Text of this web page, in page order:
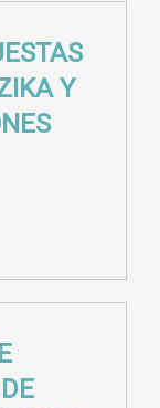
Y